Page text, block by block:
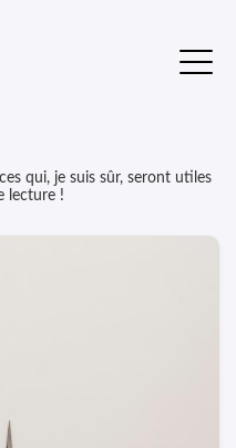
qui, je suis sûr, seront utiles
lecture !